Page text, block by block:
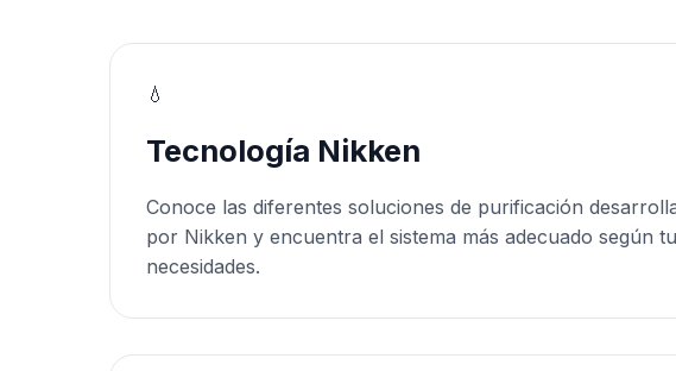
💧
Tecnología Nikken
Conoce las diferentes soluciones de purificación
por Nikken y encuentra el sistema más adecuado según
necesidades.